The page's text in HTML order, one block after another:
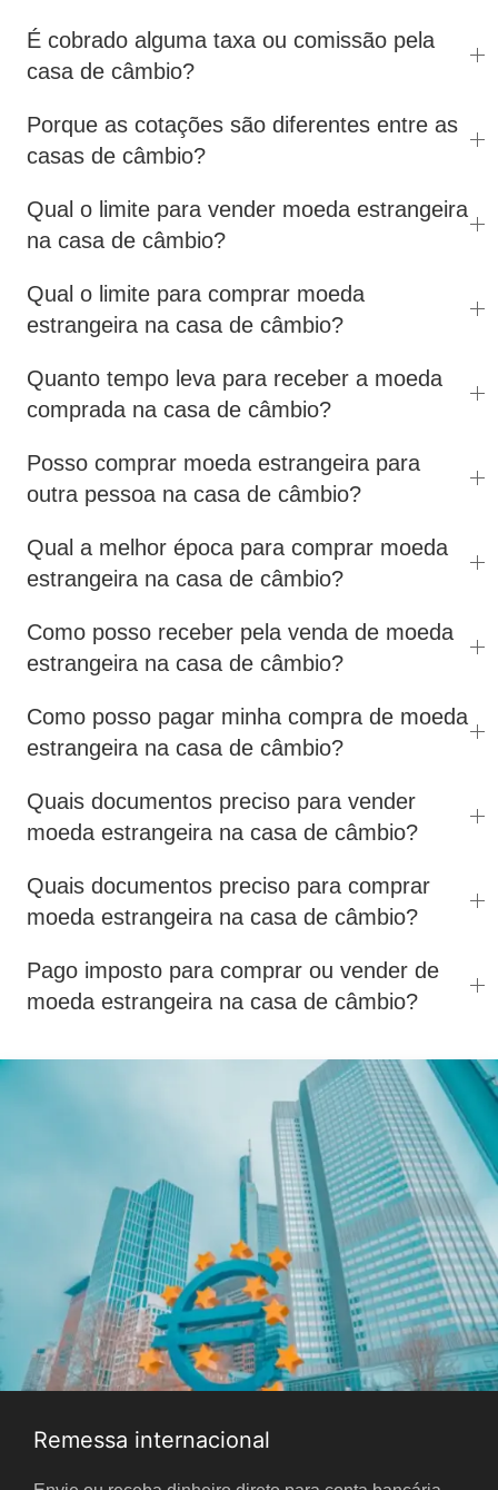
É cobrado alguma taxa ou comissão pela
casa de câmbio?
Porque as cotações são diferentes entre as
casas de câmbio?
Qual o limite para vender moeda estrangeira
na casa de câmbio?
Qual o limite para comprar moeda
estrangeira na casa de câmbio?
Quanto tempo leva para receber a moeda
comprada na casa de câmbio?
Posso comprar moeda estrangeira para
outra pessoa na casa de câmbio?
Qual a melhor época para comprar moeda
estrangeira na casa de câmbio?
Como posso receber pela venda de moeda
estrangeira na casa de câmbio?
Como posso pagar minha compra de moeda
estrangeira na casa de câmbio?
Quais documentos preciso para vender
moeda estrangeira na casa de câmbio?
Quais documentos preciso para comprar
moeda estrangeira na casa de câmbio?
Pago imposto para comprar ou vender de
moeda estrangeira na casa de câmbio?
Remessa internacional